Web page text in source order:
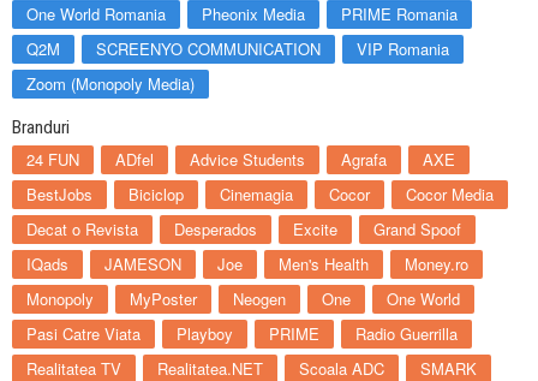
One World Romania
Pheonix Media
PRIME Romania
Q2M
SCREENYO COMMUNICATION
VIP Romania
Zoom (Monopoly Media)
Branduri
24 FUN ADfel Advice Students Agrafa
AXE
BestJobs
Biciclop Cinemagia Cocor
Cocor Media
Decat o Revista
Desperados Excite
Grand Spoof
IQads
JAMESON Joe Men's Health
Money.ro
Monopoly
MyPoster Neogen One
One World
Pasi Catre Viata
Playboy PRIME
Radio Guerrilla
Realitatea TV
Realitatea.NET Scoala ADC
SMARK